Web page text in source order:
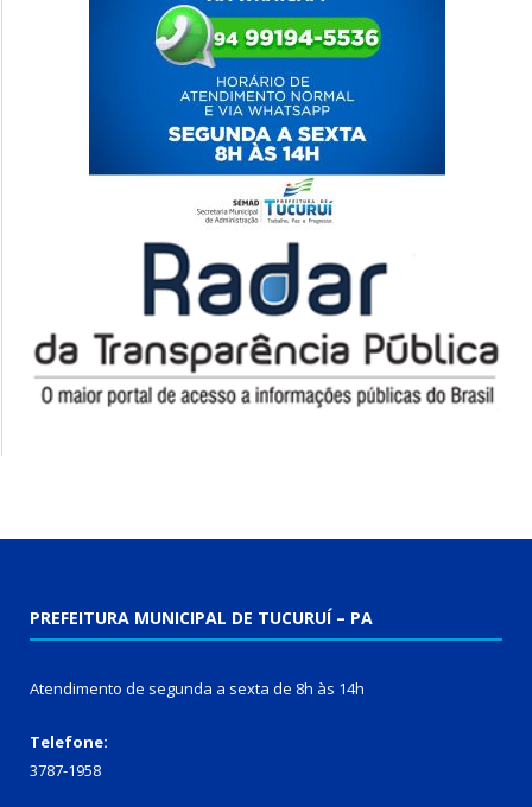
PREFEITURA MUNICIPAL DE TUCURUÍ – PA
Atendimento de segunda a sexta de 8h às 14h
Telefone:
3787-1958